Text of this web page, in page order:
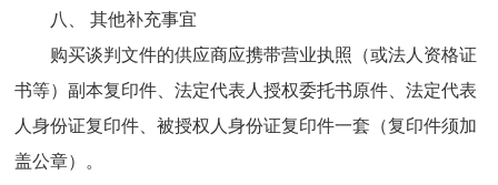
八、 其他补充事宜
购买谈判文件的供应商应携带营业执照（或法人资格证
书等）副本复印件、法定代表人授权委托书原件、法定代表
人身份证复印件、被授权人身份证复印件一套（复印件须加
盖公章）。